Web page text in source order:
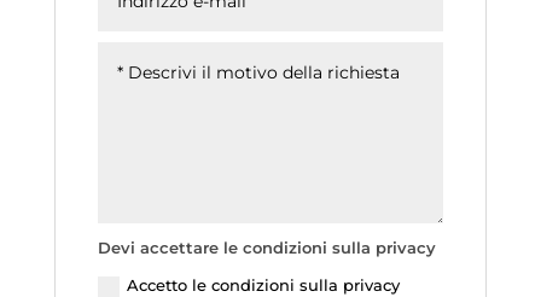
Devi accettare le condizioni sulla privacy
Accetto le condizioni sulla privacy